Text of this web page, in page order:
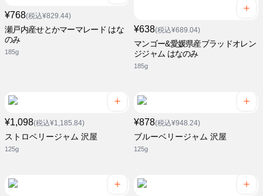
¥768(税込¥829.44)
瀬戸内産せとかマーマレード はな
のみ
185g
¥638(税込¥689.04)
マンゴー&愛媛県産ブラッドオレン
ジジャム はなのみ
185g
¥1,098(税込¥1,185.84)
ストロベリージャム 沢屋
125g
¥878(税込¥948.24)
ブルーベリージャム 沢屋
125g